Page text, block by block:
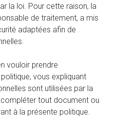
la loi. Pour cette raison, la
de traitement, a mis
adaptées afin de
vouloir prendre
vous expliquant
sont utilisées par la
tout document ou
à la présente politique.